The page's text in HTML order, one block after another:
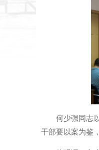
何少强同志
干部要以案为鉴